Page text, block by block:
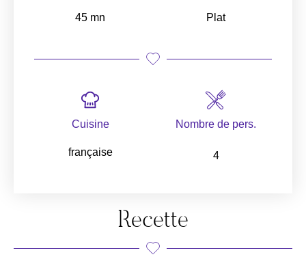
45 mn Plat
Cuisine
française
Nombre de pers.
4
Recette